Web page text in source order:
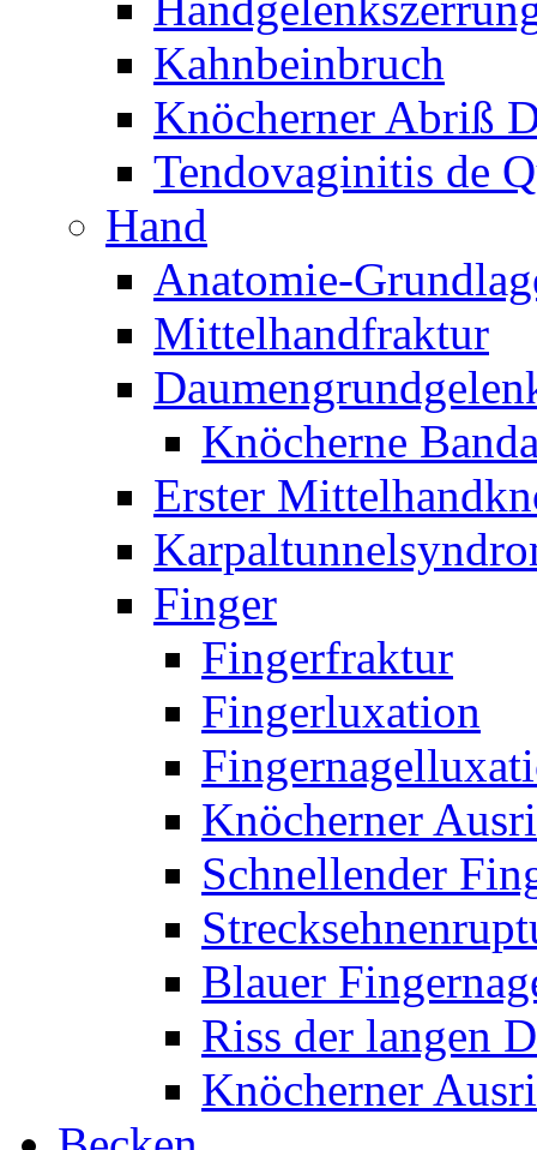
Kahnbeinbruch
Knöcherner Abriß
Tendovaginitis de
Hand
Anatomie-
Mittelhandfraktur
Knöcherne
Erster
Finger
Fingerfraktur
Fingerluxation
Knöcherner
Schnellender
Blauer
Riss der langen
Knöcherner